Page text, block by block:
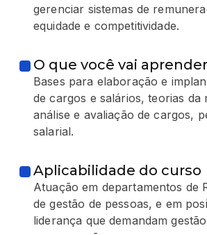
gerenciar sistemas de
equidade e competitividade.
O que você vai aprender
Bases para elaboração e
de cargos e salários, teorias da
análise e avaliação de cargos,
salarial.
Aplicabilidade do curso
Atuação em departamentos de
de gestão de pessoas, e em
liderança que demandam